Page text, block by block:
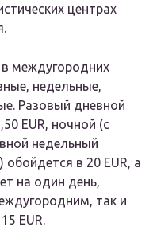
центрах
междугородних
недельные,
Разовый дневной
EUR, ночной (с
недельный
в 20 EUR, а
на один день,
так и
EUR.